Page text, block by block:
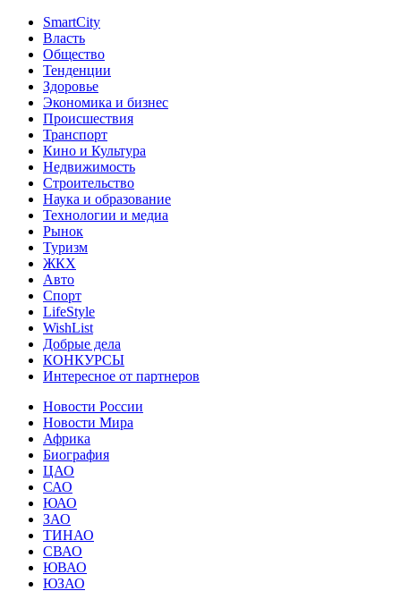
SmartCity
Власть
Общество
Тенденции
Здоровье
Экономика и бизнес
Происшествия
Транспорт
Кино и Культура
Недвижимость
Строительство
Наука и образование
Технологии и медиа
Рынок
Туризм
ЖКХ
Авто
Спорт
LifeStyle
WishList
Добрые дела
КОНКУРСЫ
Интересное от партнеров
Новости России
Новости Мира
Африка
Биография
ЦАО
САО
ЮАО
ЗАО
ТИНАО
СВАО
ЮВАО
ЮЗАО